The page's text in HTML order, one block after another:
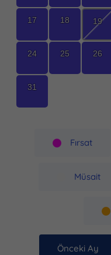
17 18 19
24 25 26
31
Fırsat
Müsait
Önceki Ay